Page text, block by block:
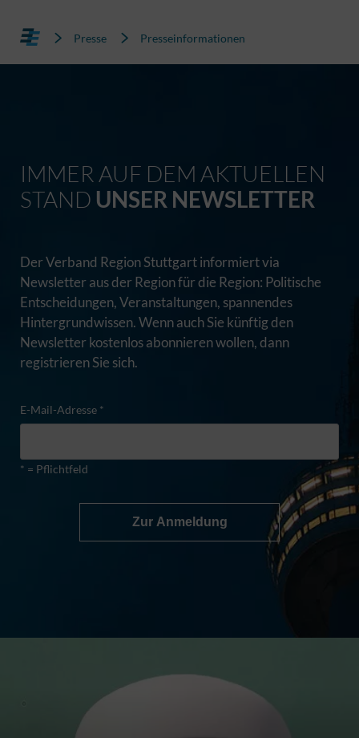
Presse Presseinformationen
IMMER AUF DEM AKTUELLEN
STAND UNSER NEWSLETTER
Der Verband Region Stuttgart informiert via
Newsletter aus der Region für die Region: Politische
Entscheidungen, Veranstaltungen, spannendes
Hintergrundwissen. Wenn auch Sie künftig den
Newsletter kostenlos abonnieren wollen, dann
registrieren Sie sich.
E-Mail-Adresse *
* = Pflichtfeld
Zur Anmeldung